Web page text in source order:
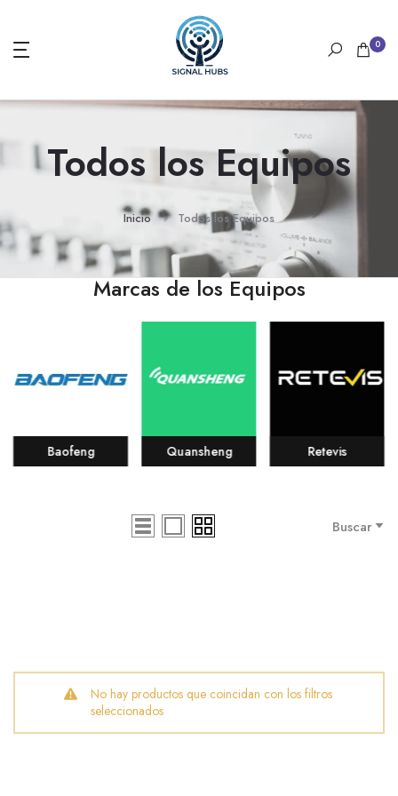
al
texto
0
Todos los Equipos
Inicio Todos los Equipos
Marcas de los Equipos
Baofeng Quansheng Retevis
Buscar
No hay productos que coincidan con los filtros
seleccionados